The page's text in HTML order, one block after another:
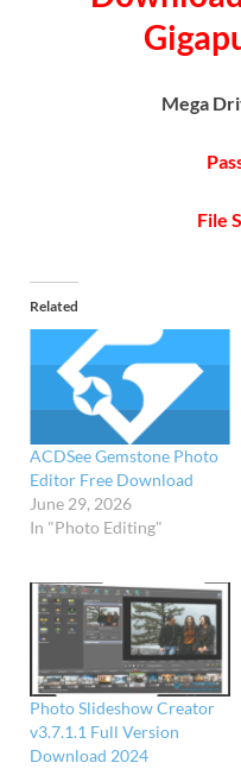
Mega
File
Related
ACDSee Gemstone Photo
Editor Free Download
June 29, 2026
In "Photo Editing"
Photo Slideshow Creator
v3.7.1.1 Full Version
Download 2024